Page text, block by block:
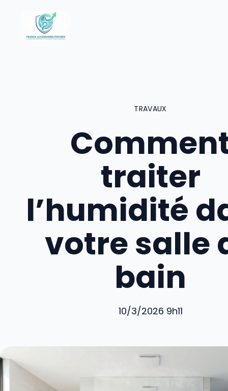
contenu
TRAVAUX
traiter
l’humidité
votre salle
bain
10/3/2026 9h11